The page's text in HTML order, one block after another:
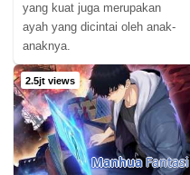
yang kuat juga merupakan
ayah yang dicintai oleh anak-
anaknya.
2.5jt views
ManhuaFantasi